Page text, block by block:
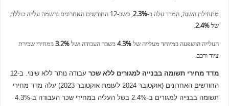
מתחילת השנה, המדד עלה ב-2.3%
, כשב-12 החודשים האחרונים נרשמה עלייה כוללת
של2.4%
.
העלייה הושפעה במיוחד מעלייה של4.3%בשכר העבודה ושל3.2%במחירי שכירת
ציוד ורכב.
מדד מחירי תשומה בבנייה למגורים ללא שכר
עבודה נותר ללא שינוי. ב-12
החודשים האחרונים (אוקטובר 2024 לעומת אוקטובר 2023) עלה מדד מחירי
תשומה בבנייה למגורים ב-2.4% בשל העליה במחירי שכר העבודה ב-4.3%